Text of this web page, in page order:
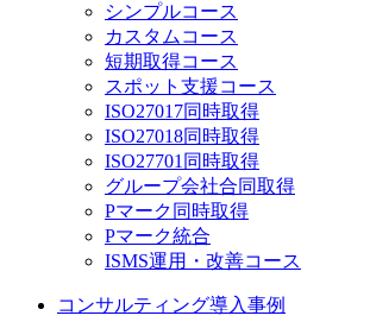
シンプルコース
カスタムコース
短期取得コース
スポット支援コース
ISO27017同時取得
ISO27018同時取得
ISO27701同時取得
グループ会社合同取得
Pマーク同時取得
Pマーク統合
ISMS運用・改善コース
コンサルティング導入事例